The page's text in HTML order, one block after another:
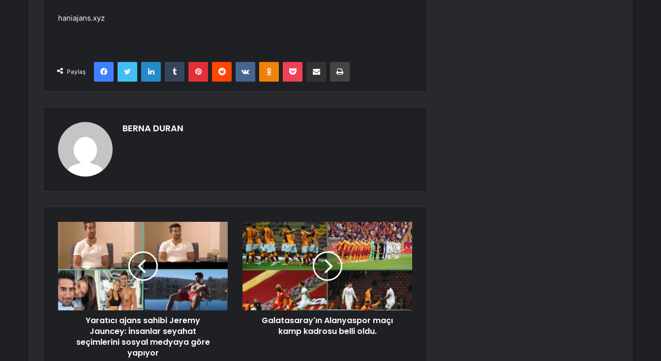
haniajans.xyz
Paylaş
FacebookTwitter LinkedInTumblr PinterestReddit VKontakteOdnoklassniki
Pocket E-Posta ile paylaş Yazdır
BERNA DURAN
Yaratıcı ajans sahibi Jeremy
Jauncey: İnsanlar seyahat
seçimlerini sosyal medyaya göre
yapıyor
Galatasaray'ın Alanyaspor maçı
kamp kadrosu belli oldu.